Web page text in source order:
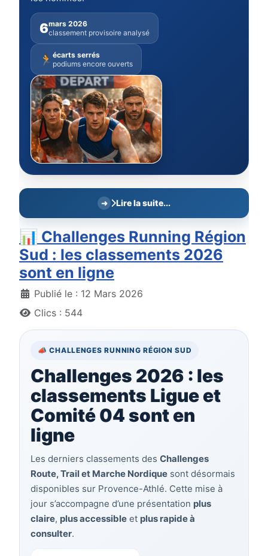
6mars 2026
classement provisoire analysé
🏃 écarts serrés
podiums encore ouverts
Lire la suite...
📊 Challenges Running Région
Sud : les classements 2026
sont en ligne
DétailsPublié le : 12 Mars 2026
Clics : 544
📣 CHALLENGES RUNNING RÉGION SUD
Challenges 2026 : les
classements Ligue et
Comité 04 sont en
ligne
Les derniers classements des Challenges
Route, Trail et Marche Nordique sont désormais
disponibles sur Provence-Athlé. Cette mise à
jour s’accompagne d’une présentation plus
claire, plus accessible et plus rapide à
consulter.